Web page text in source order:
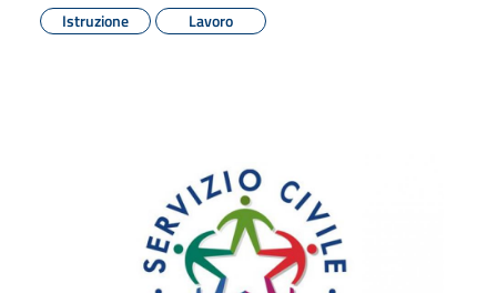
Istruzione
Lavoro